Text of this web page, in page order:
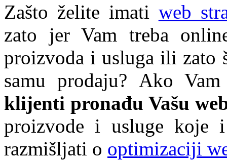
Zašto želite imati web
zato jer Vam treba
proizvoda i usluga ili zato
samu prodaju? Ako
klijenti pronađu Vašu
proizvode i usluge
razmišljati o optimizaciji